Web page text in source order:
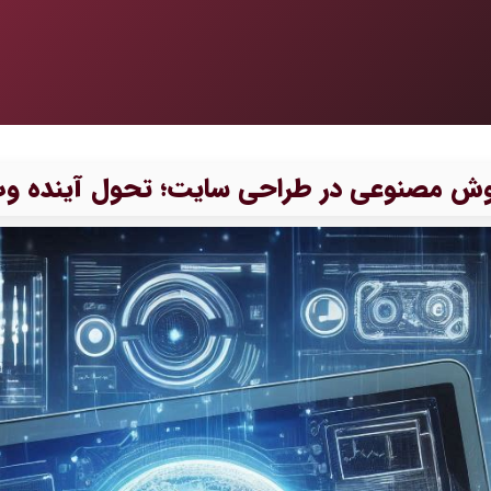
مصنوعی در طراحی سایت؛ تحول آینده